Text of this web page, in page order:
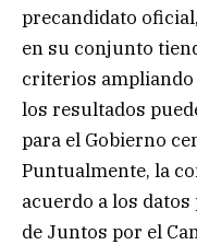
precandidato
en su conjunto
criterios ampliando
los resultados
para el Gobierno
Puntualmente, la
acuerdo a los
de Juntos por el